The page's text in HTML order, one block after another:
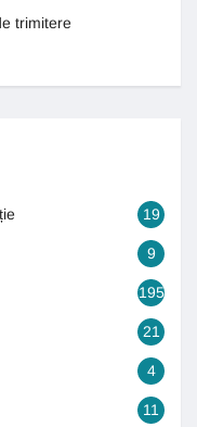
trimitere
19
9
195
21
4
11